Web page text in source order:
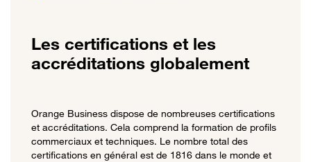
Les certifications et les
accréditations globalement
Orange Business dispose de nombreuses certifications
et accréditations. Cela comprend la formation de profils
commerciaux et techniques. Le nombre total des
certifications en général est de 1816 dans le monde et